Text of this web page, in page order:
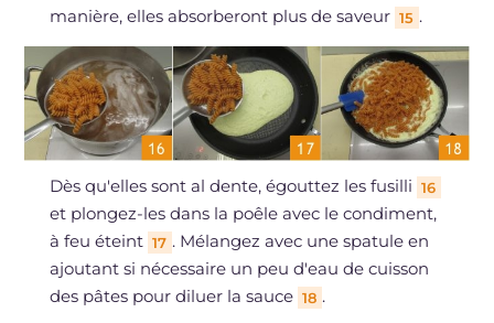
manière, elles absorberont plus de saveur 15 .
Dès qu'elles sont al dente, égouttez les fusilli 16
et plongez-les dans la poêle avec le condiment,
à feu éteint 17 . Mélangez avec une spatule en
ajoutant si nécessaire un peu d'eau de cuisson
des pâtes pour diluer la sauce 18 .